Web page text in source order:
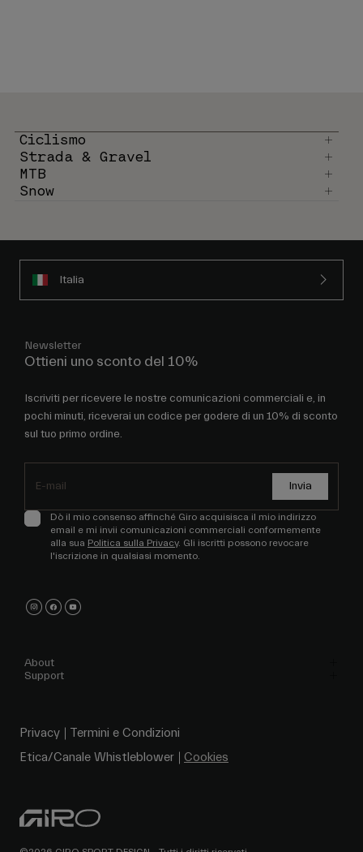
Ciclismo
Strada & Gravel
MTB
Snow
Italia
Newsletter
Ottieni uno sconto del 10%
Iscriviti per ricevere le nostre comunicazioni commerciali e, in
pochi minuti, riceverai un codice per godere di un 10% di sconto
sul tuo primo ordine.
Invia
Dò il mio consenso affinché Giro acquisisca il mio indirizzo
email e mi invii comunicazioni commerciali conformemente
alla sua Politica sulla Privacy. Gli iscritti possono revocare
l'iscrizione in qualsiasi momento.
About
Support
Privacy
Termini e Condizioni
Etica/Canale Whistleblower
Cookies